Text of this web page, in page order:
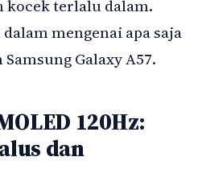
kocek terlalu dalam.
mengenai apa saja
Galaxy A57.
120Hz:
dan